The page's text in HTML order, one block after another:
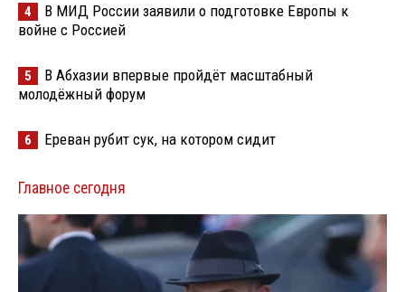
4
В МИД России заявили о подготовке Европы к
войне с Россией
5
В Абхазии впервые пройдёт масштабный
молодёжный форум
6 Ереван рубит сук, на котором сидит
Главное сегодня